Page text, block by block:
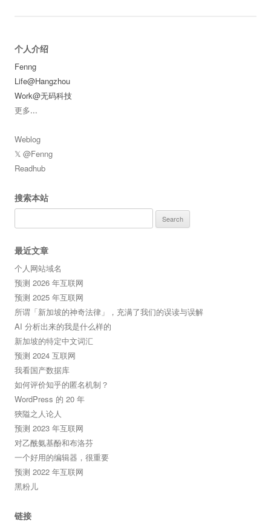
个人介绍
Fenng
Life@Hangzhou
Work@无码科技
更多...
Weblog
𝕏 @Fenng
Readhub
搜索本站
for:
最近文章
个人网站域名
预测 2026 年互联网
预测 2025 年互联网
所谓「新加坡的神奇法律」，充满了我们的误读与误解
AI 分析出来的我是什么样的
新加坡的特定中文词汇
预测 2024 互联网
我看国产数据库
如何评价知乎的匿名机制？
WordPress 的 20 年
狹隘之人论人
预测 2023 年互联网
对乙酰氨基酚和布洛芬
一个好用的编辑器，很重要
预测 2022 年互联网
黑粉儿
链接